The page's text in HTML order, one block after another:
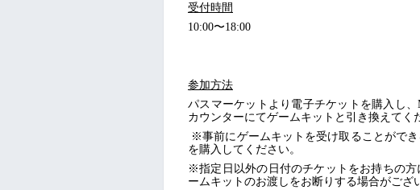
受付時間
10:00〜18:00
参加方法
パスマーケットより電子チケットを購入し
カウンターにてゲームキットと引き換えてく
※事前にゲームキットを受け取ることがで
を購入してください。
※指定日以外の日付のチケットをお持ちの
ームキットのお渡しをお断りする場合がござ